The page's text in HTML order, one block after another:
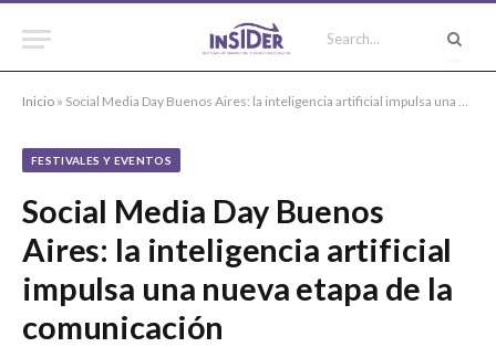
Inicio » Social Media Day Buenos Aires: la inteligencia artificial impulsa una nueva etapa de la comunicación
FESTIVALES Y EVENTOS
Social Media Day Buenos
Aires: la inteligencia artificial
impulsa una nueva etapa de la
comunicación